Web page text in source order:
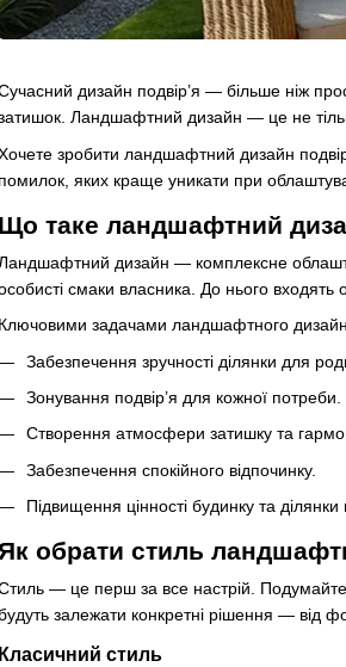
дизайн подвір’я — більше ніж
Ландшафтний дизайн — це не
зробити ландшафтний дизайн
помилок, яких краще уникати при
Що таке ландшафтний
дизайн — комплексне
смаки власника. До нього
Ключовими задачами ландшафтного
Забезпечення зручності ділянки для
Зонування подвір’я для кожної потреби.
Створення атмосфери затишку та
Забезпечення спокійного відпочинку.
Підвищення цінності будинку та
Як обрати стиль
— це перш за все настрій.
залежати конкретні рішення — від
Класичний стиль